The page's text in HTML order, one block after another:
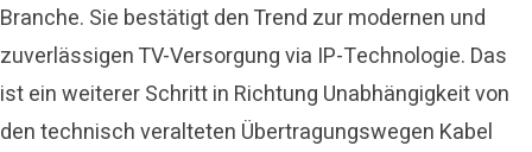
Branche. Sie bestätigt den Trend zur modernen und
zuverlässigen TV-Versorgung via IP-Technologie. Das
ist ein weiterer Schritt in Richtung Unabhängigkeit von
den technisch veralteten Übertragungswegen Kabel